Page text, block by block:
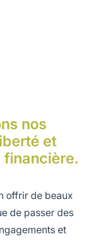
nos
et
financière.
offrir de beaux
de passer des
et